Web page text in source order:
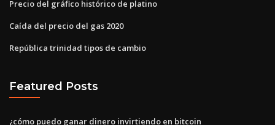
Precio del gráfico histórico de platino
Caída del precio del gas 2020
República trinidad tipos de cambio
Featured Posts
¿cómo puedo ganar dinero invirtiendo en bitcoin_